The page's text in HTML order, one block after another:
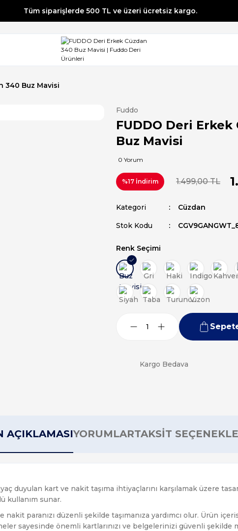
Tüm siparişlerde 500 TL ve üzeri ücretsiz kargo.
Tüm siparişlerde 500 TL ve üzeri ücretsiz kargo.
Tüm siparişlerde 500 TL ve üzeri ücretsiz kargo.
340 Buz Mavisi
Fuddo
FUDDO Deri Erkek
Buz Mavisi
0 Yorum
%17 İndirim 1.499,00 TL
Kategori Cüzdan
Stok Kodu
Renk Seçimi
Kargo Bedava
AÇIKLAMASIYORUMLARTAKSİT
duyulan kart ve nakit taşıma ihtiyaçlarını karşılamak üzere
kullanım sunar.
paranızı düzenli şekilde taşımanıza yardımcı olur. Ürün
sayesinde önemli kartlarınızı ve belgelerinizi güvenli şekilde